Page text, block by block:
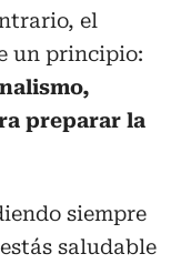
el
un principio:
preparar la
siempre
saludable